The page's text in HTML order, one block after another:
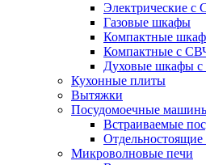
Электрические с
Газовые шкафы
Компактные
Компактные с
Духовые шкафы с
Кухонные плиты
Вытяжки
Посудомоечные
Встраиваемые
Микроволновые печи